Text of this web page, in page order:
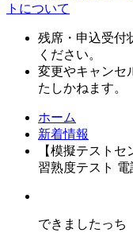
トについて
残席・申込受付
ください。
変更やキャンセ
たしかねます。
ホーム
新着情報
【模擬テスト
習熟度テスト 電
できましたっち